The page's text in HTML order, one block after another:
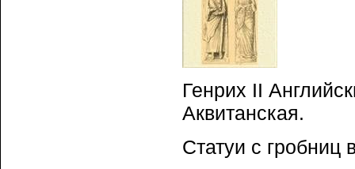
Генрих II
Аквитанская.
Статуи с гробниц